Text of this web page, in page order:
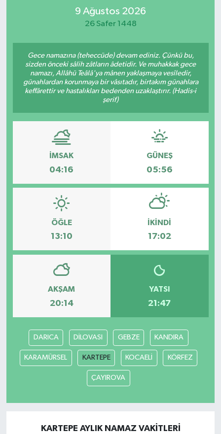
9 Ağustos 2026
26 Safer 1448
Gece namazına (teheccüde) devam ediniz. Çünkü bu,
sizden önceki sâlih zâtların âdetidir. Ve muhakkak gece
namazı, Allâhü Teâlâ'ya mânen yaklaşmaya vesîledir,
günahlardan korunmaya bir vâsıtadır, birtakım günahlara
keffârettir ve hastalıkları bedenden uzaklaştırır. (Hadis-i
şerif)
İMSAK
04:16
GÜNEŞ
05:56
ÖĞLE
13:10
İKINDI
17:02
AKŞAM
20:14
YATSI
21:47
DARICA DİLOVASI GEBZE KANDIRA
KARAMÜRSEL KARTEPE KOCAELİ KÖRFEZ
ÇAYIROVA
KARTEPE AYLIK NAMAZ VAKITLERI
Kültür - Sanat
Lider Haber TV Canlı Yayın izle